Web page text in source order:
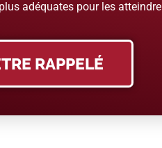
adéquates pour les atteindre
RAPPELÉ